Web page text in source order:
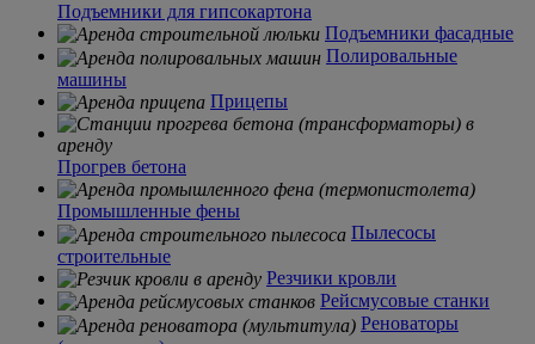
Подъемники для гипсокартона
Подъемники фасадные
Полировальные
машины
Прицепы
Прогрев бетона
Промышленные фены
Пылесосы
строительные
Резчики кровли
Рейсмусовые станки
Реноваторы